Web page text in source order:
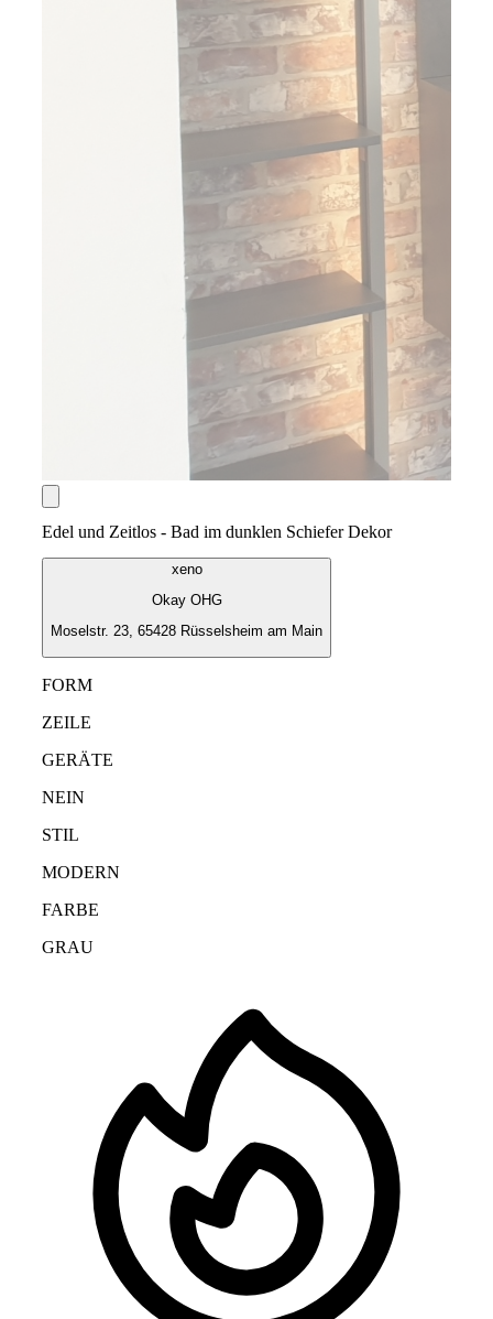
Edel und Zeitlos - Bad im dunklen Schiefer Dekor
xeno
Okay OHG
Moselstr. 23, 65428 Rüsselsheim am Main
FORM
ZEILE
GERÄTE
NEIN
STIL
MODERN
FARBE
GRAU